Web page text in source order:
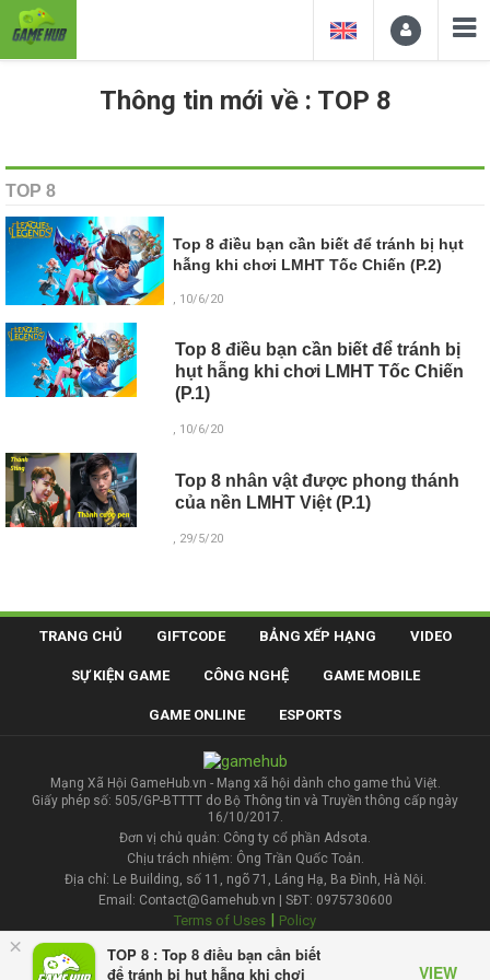
×
TOP 8 : Top 8 điều bạn cần biết
để tránh bị hụt hẫng khi chơi
VIEW
Thông tin mới về : TOP 8
TOP 8
Top 8 điều bạn cần biết để tránh bị hụt
hẫng khi chơi LMHT Tốc Chiến (P.2)
, 10/6/20
Top 8 điều bạn cần biết để tránh bị
hụt hẫng khi chơi LMHT Tốc Chiến
(P.1)
, 10/6/20
Top 8 nhân vật được phong thánh
của nền LMHT Việt (P.1)
, 29/5/20
TRANG CHỦ GIFTCODE BẢNG XẾP HẠNG VIDEO
SỰ KIỆN GAME CÔNG NGHỆ GAME MOBILE
GAME ONLINE ESPORTS
Mạng Xã Hội GameHub.vn - Mạng xã hội dành cho game thủ Việt.
Giấy phép số: 505/GP-BTTTT do Bộ Thông tin và Truyền thông cấp ngày
16/10/2017.
Đơn vị chủ quản: Công ty cổ phần Adsota.
Chịu trách nhiệm: Ông Trần Quốc Toản.
Địa chỉ: Le Building, số 11, ngõ 71, Láng Hạ, Ba Đình, Hà Nội.
Email: Contact@Gamehub.vn | SĐT: 0975730600
Terms of Uses | Policy
Liên hệ đăng bài